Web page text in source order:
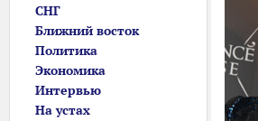
СНГ
Ближний восток
Политика
Экономика
Интервью
На устах